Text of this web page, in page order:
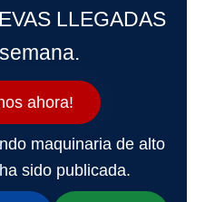
LLEGADAS
ahora!
maquinaria de alto
sido publicada.